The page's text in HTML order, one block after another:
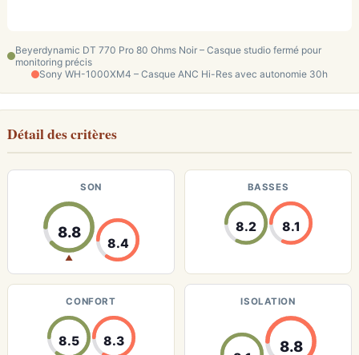
Beyerdynamic DT 770 Pro 80 Ohms Noir – Casque studio fermé pour
monitoring précis
Sony WH-1000XM4 – Casque ANC Hi-Res avec autonomie 30h
Détail des critères
SON
8.8
▲
8.4
BASSES
8.2 8.1
CONFORT
8.5 8.3
ISOLATION
8.8